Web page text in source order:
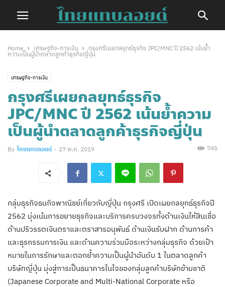
Home เศรษฐกิจ-การเงิน
กรุงศรีเผยกลยุทธ์ธุรกิจ JPC/MNC ปี 2562 เน้นย้ำ
ความเป็นผู้นำตลาดลูกค้าธุรกิจญี่ปุ่น
เศรษฐกิจ-การเงิน
กรุงศรีเผยกลยุทธ์ธุรกิจ
JPC/MNC ปี 2562 เน้นย้ำความ
เป็นผู้นำตลาดลูกค้าธุรกิจญี่ปุ่น
By ไทยแทบลอยด์ - 27 พ.ค. 2019 745
กลุ่มธุรกิจธนกิจพาณิชย์เกี่ยวกับญี่ปุ่น กรุงศรี เปิดเผยกลยุทธ์ธุรกิจปี
2562 มุ่งเน้นการขยายธุรกิจและบริการครบวงจรทั้งด้านเงินให้สินเชื่อ
ด้านปริวรรตเงินตราและตราสารอนุพันธ์ ด้านเงินรับฝาก ด้านการค้า
และธุรกรรมการเงิน และด้านความร่วมมือระหว่างกลุ่มธุรกิจ ด้วยเป้า
หมายในการรักษาและตอกย้ำความเป็นผู้นำอันดับ 1 ในตลาดลูกค้า
บริษัทญี่ปุ่น มุ่งสู่การเป็นธนาคารในใจของกลุ่มลูกค้าบริษัทข้ามชาติ
(Japanese Corporate and Multi-National Corporate หรือ